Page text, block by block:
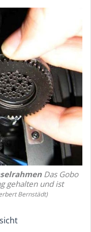
Das Gobo
gehalten und ist
Bernstädt)